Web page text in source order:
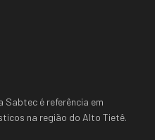
Sabtec é referência em
na região do Alto Tietê.